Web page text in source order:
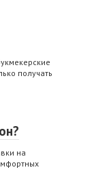
получать
на